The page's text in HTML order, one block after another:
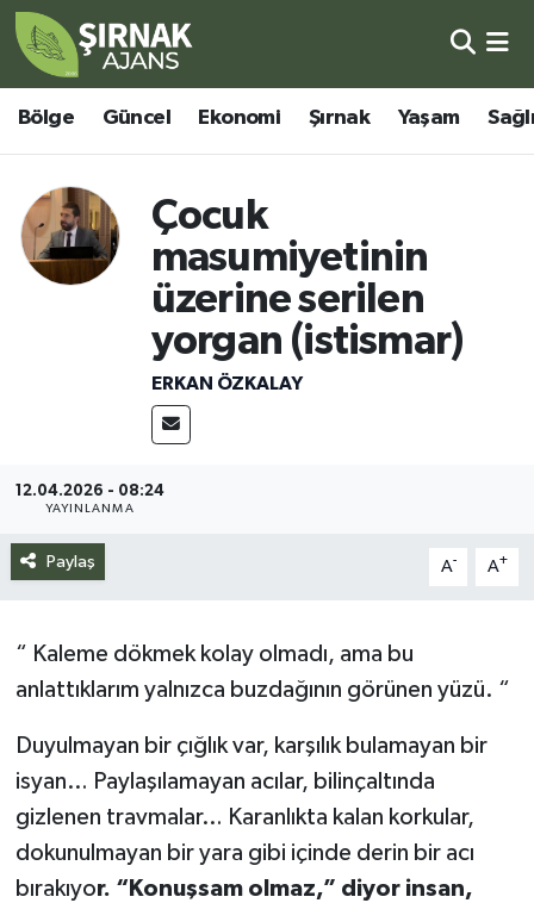
Bölge Güncel Ekonomi Şırnak Yaşam
Çocuk
masumiyetinin
üzerine serilen
yorgan (istismar)
ERKAN ÖZKALAY
12.04.2026 - 08:24
YAYINLANMA
Paylaş A- A+
“ Kaleme dökmek kolay olmadı, ama bu
anlattıklarım yalnızca buzdağının görünen yüzü. “
Duyulmayan bir çığlık var, karşılık bulamayan bir
isyan… Paylaşılamayan acılar, bilinçaltında
gizlenen travmalar… Karanlıkta kalan korkular,
dokunulmayan bir yara gibi içinde derin bir acı
bırakıyor. “Konuşsam olmaz,” diyor insan,
Bölge
Güncel
Ekonomi
Şırnak
Kültür - Sanat
Siyaset
Teknoloji
Yazarlar
Şırnak Nöbetçi Eczaneler
Şırnak Hava Durumu
Şirnak Namaz Vakitleri
Şırnak Trafik Yoğunluk Haritası
Süper Lig Puan Durumu ve Fikstür
Tüm Manşetler
Haber Arşivi